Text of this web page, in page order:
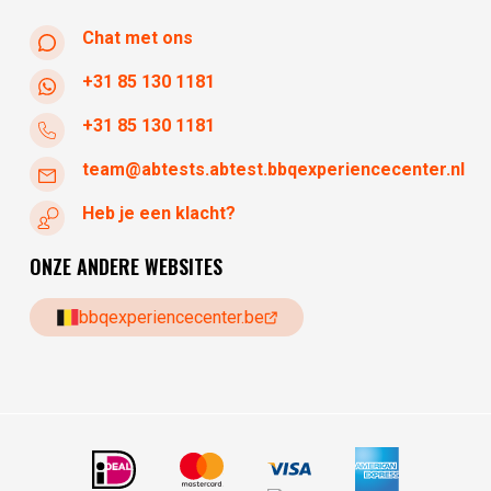
Chat met ons
+31 85 130 1181
+31 85 130 1181
team@abtests.abtest.bbqexperiencecenter.nl
Heb je een klacht?
ONZE ANDERE WEBSITES
bbqexperiencecenter.be